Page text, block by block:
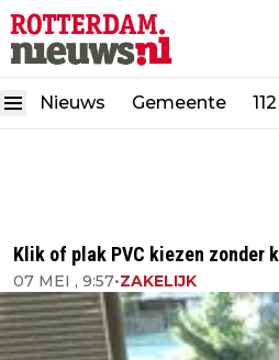
Nieuws Gemeente 112
Klik of plak PVC kiezen zonder
07 MEI , 9:57•ZAKELIJK